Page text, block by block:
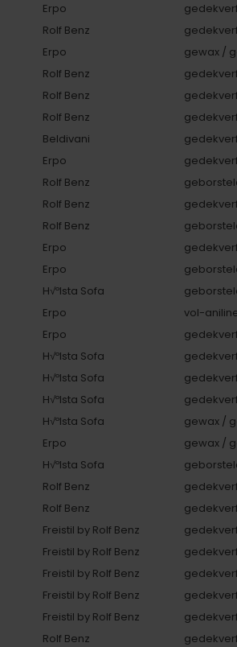
Erpo
Rolf Benz
Erpo
gewax /
Rolf Benz
Rolf Benz
Rolf Benz
Beldivani
Erpo
Rolf Benz
Rolf Benz
Rolf Benz
Erpo
Erpo
H√ºlsta Sofa
Erpo
vol-
Erpo
H√ºlsta Sofa
H√ºlsta Sofa
H√ºlsta Sofa
H√ºlsta Sofa
gewax /
Erpo
gewax /
H√ºlsta Sofa
Rolf Benz
Rolf Benz
Freistil by Rolf Benz
Freistil by Rolf Benz
Freistil by Rolf Benz
Freistil by Rolf Benz
Freistil by Rolf Benz
Rolf Benz